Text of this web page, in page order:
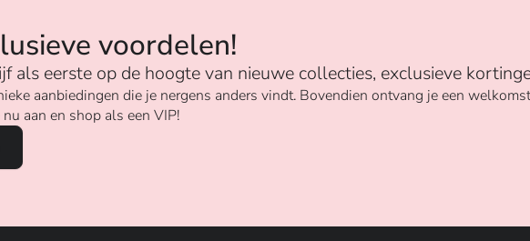
voordelen!
als eerste op de hoogte van nieuwe collecties, exclusieve
aanbiedingen die je nergens anders vindt. Bovendien ontvang je een
aan en shop als een VIP!